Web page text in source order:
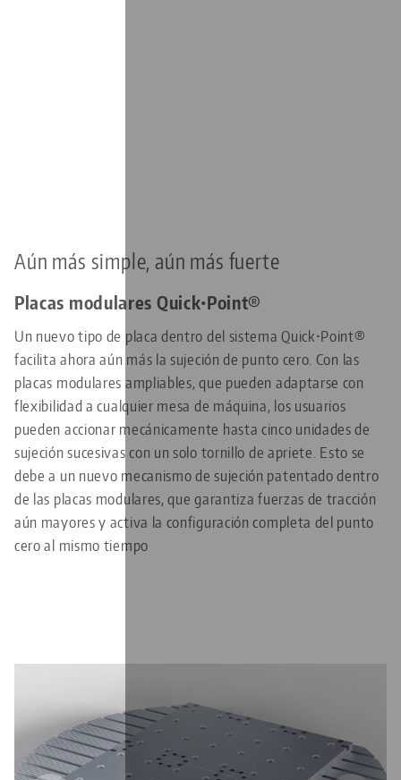
Aún más simple, aún más fuerte
Placas modulares Quick•Point®
Un nuevo tipo de placa dentro del sistema Quick•Point®
facilita ahora aún más la sujeción de punto cero. Con las
placas modulares ampliables, que pueden adaptarse con
flexibilidad a cualquier mesa de máquina, los usuarios
pueden accionar mecánicamente hasta cinco unidades de
sujeción sucesivas con un solo tornillo de apriete. Esto se
debe a un nuevo mecanismo de sujeción patentado dentro
de las placas modulares, que garantiza fuerzas de tracción
aún mayores y activa la configuración completa del punto
cero al mismo tiempo